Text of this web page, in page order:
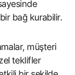
bağ kurabilir.
müşteri
teklifler